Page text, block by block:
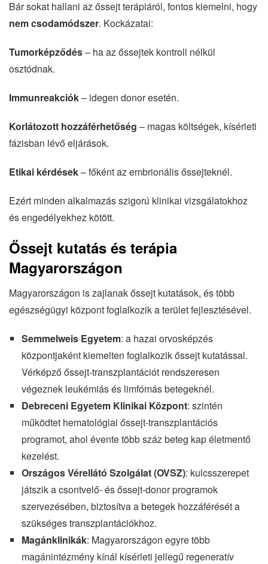
Bár sokat hallani az őssejt terápiáról, fontos kiemelni, hogy
nem csodamódszer. Kockázatai:
Tumorképződés– ha az őssejtek kontroll nélkül
osztódnak.
Immunreakciók– idegen donor esetén.
Korlátozott hozzáférhetőség – magas költségek, kísérleti
fázisban lévő eljárások.
Etikai kérdések– főként az embrionális őssejteknél.
Ezért minden alkalmazás szigorú klinikai vizsgálatokhoz
és engedélyekhez kötött.
Őssejt kutatás és terápia
Magyarországon
Magyarországon is zajlanak őssejt kutatások, és több
egészségügyi központ foglalkozik a terület fejlesztésével.
Semmelweis Egyetem: a hazai orvosképzés
központjaként kiemelten foglalkozik őssejt kutatással.
Vérképző őssejt-transzplantációt rendszeresen
végeznek leukémiás és limfómás betegeknél.
Debreceni Egyetem Klinikai Központ: szintén
működtet hematológiai őssejt-transzplantációs
programot, ahol évente több száz beteg kap életmentő
kezelést.
Országos Vérellátó Szolgálat (OVSZ): kulcsszerepet
játszik a csontvelő- és őssejt-donor programok
szervezésében, biztosítva a betegek hozzáférését a
szükséges transzplantációkhoz.
Magánklinikák: Magyarországon egyre több
magánintézmény kínál kísérleti jellegű regeneratív